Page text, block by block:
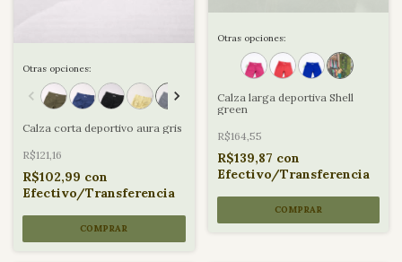
Otras opciones:
Calza corta deportivo aura gris
R$121,16
R$102,99 con
Efectivo/Transferencia
COMPRAR
Otras opciones:
Calza larga deportiva Shell
green
R$164,55
R$139,87 con
Efectivo/Transferencia
COMPRAR